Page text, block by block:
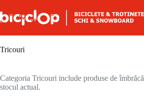
Tricouri
Categoria Tricouri include produse de
stocul actual.